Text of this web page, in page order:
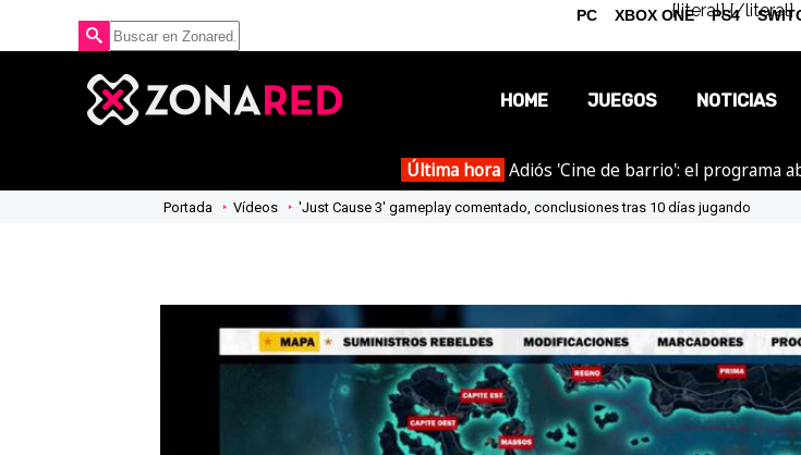
{literal}{/literal}
HOME JUEGOS NOTICIAS
OPINIÓN
Última hora Adiós 'Cine de barrio': el programa
Portada Vídeos 'Just Cause 3' gameplay comentado, conclusiones tras 10 días jugando
PC XBOX ONE PS4